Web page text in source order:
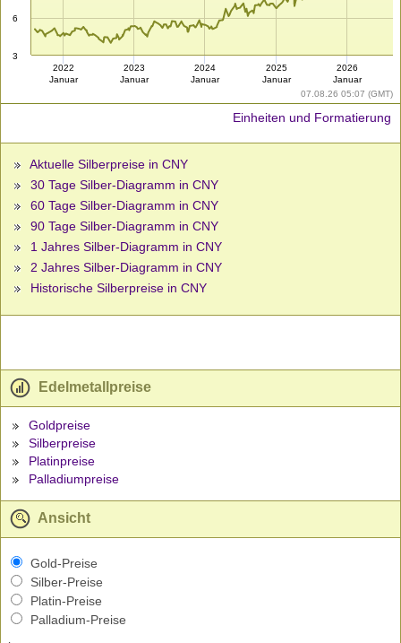
07.08.26 05:07 (GMT)
3
6
2022
Januar
2023
Januar
2024
Januar
2025
Januar
2026
Januar
Einheiten und Formatierung
Aktuelle Silberpreise in CNY
30 Tage Silber-Diagramm in CNY
60 Tage Silber-Diagramm in CNY
90 Tage Silber-Diagramm in CNY
1 Jahres Silber-Diagramm in CNY
2 Jahres Silber-Diagramm in CNY
Historische Silberpreise in CNY
Edelmetallpreise
Goldpreise
Silberpreise
Platinpreise
Palladiumpreise
Ansicht
Gold-Preise
Silber-Preise
Platin-Preise
Palladium-Preise